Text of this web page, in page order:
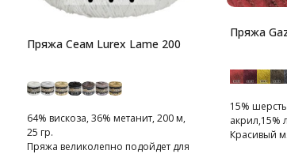
Пряжа Сеам Lurex Lame 200
64% вискоза, 36% метанит, 200 м,
25 гр.
Пряжа великолепно подойдет для
Пряжа
15%
акрил,15%
Красивый